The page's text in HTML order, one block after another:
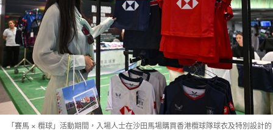
「賽馬 × 欖球」活動期間，入場人士在沙田馬場購買香港欖球隊球衣及特別設計的